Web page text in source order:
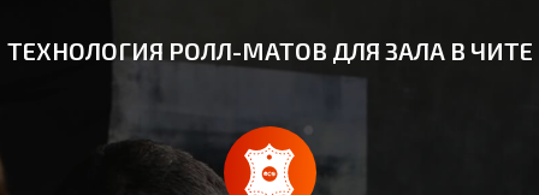
ТЕХНОЛОГИЯ РОЛЛ-МАТОВ ДЛЯ ЗАЛА В ЧИТЕ